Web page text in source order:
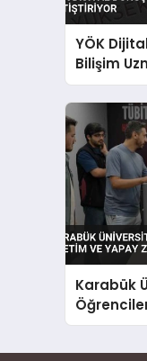
YÖK
Bilişim
Karabük
Yapay